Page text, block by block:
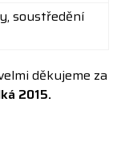
soustředění
děkujeme za
2015.